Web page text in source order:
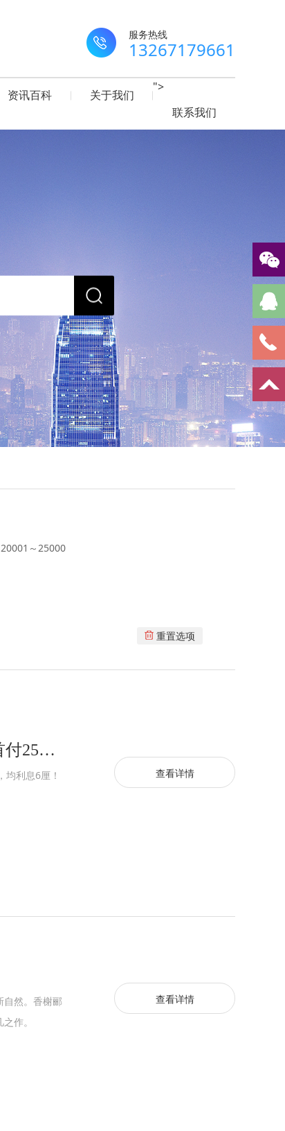
服务热线
13267179661
">
资讯百科
关于我们
联系我们
20001～25000
重置选项
沙井星源雅苑村委部分保留精品户型首付25万起
利息6厘！
查看详情
自然。香榭郦
作。
查看详情